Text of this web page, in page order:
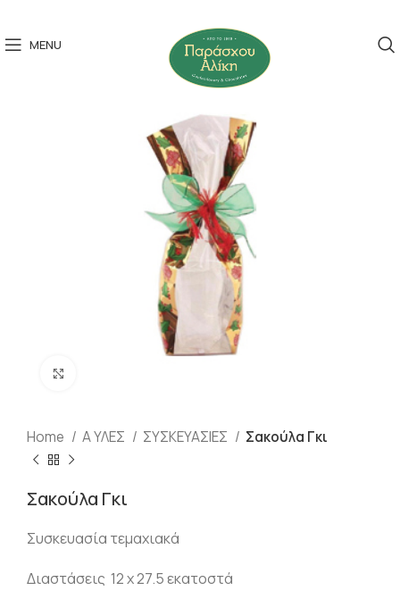
MENU
Home Α ΥΛΕΣ ΣΥΣΚΕΥΑΣΙΕΣ Σακούλα Γκι
Σακούλα Γκι
Συσκευασία τεμαχιακά
Διαστάσεις 12 x 27.5 εκατοστά